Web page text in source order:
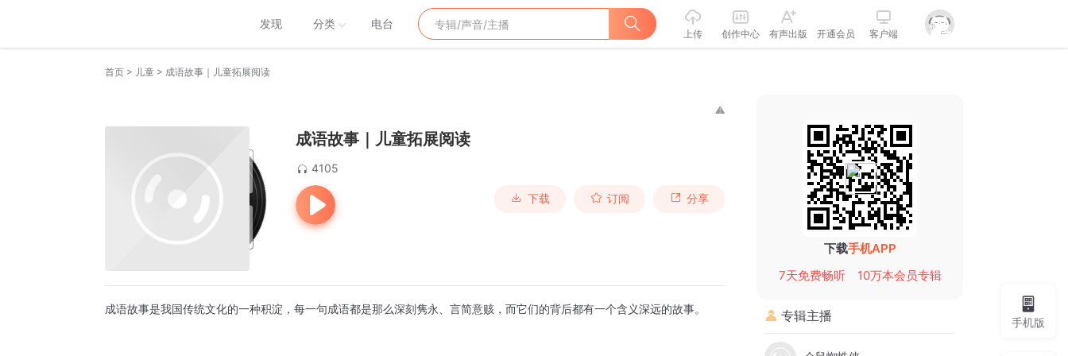
发现 分类 电台
上传 创作中心 有声出版 开通会员 客户端
首页 > 儿童 > 成语故事｜儿童拓展阅读
成语故事｜儿童拓展阅读
4105
下载 订阅 分享
成语故事是我国传统文化的一种积淀，每一句成语都是那么深刻隽永、言简意赅，而它们的背后都有一个含义深远的故事。
下载手机APP
7天免费畅听
10万本会员专辑
专辑主播 手机版